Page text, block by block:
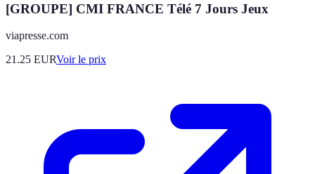
[GROUPE] CMI FRANCE Télé 7 Jours Jeux
viapresse.com
21.25 EURVoir le prix